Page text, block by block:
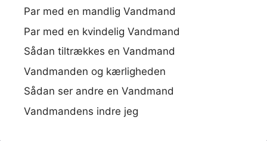
Par med en mandlig Vandmand
Par med en kvindelig Vandmand
Sådan tiltrækkes en Vandmand
Vandmanden og kærligheden
Sådan ser andre en Vandmand
Vandmandens indre jeg